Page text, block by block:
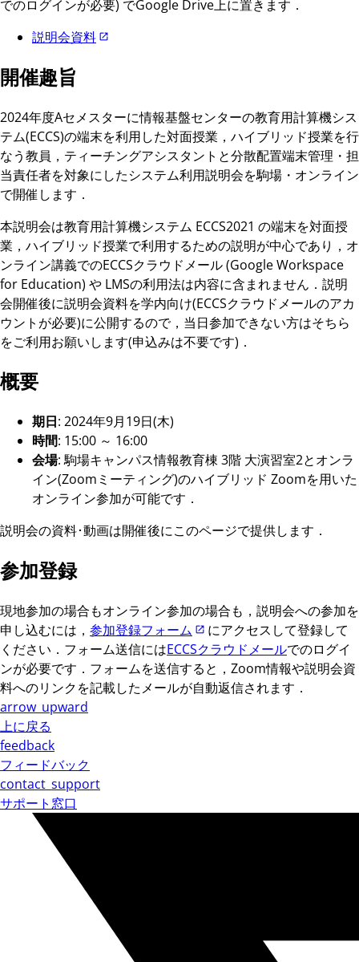
でのログインが必要) でGoogle Drive上に置きます．
説明会資料
開催趣旨
2024年度Aセメスターに情報基盤センターの教育用計算機シス
テム(ECCS)の端末を利用した対面授業，ハイブリッド授業を行
なう教員，ティーチングアシスタントと分散配置端末管理・担
当責任者を対象にしたシステム利用説明会を駒場・オンライン
で開催します．
本説明会は教育用計算機システム ECCS2021 の端末を対面授
業，ハイブリッド授業で利用するための説明が中心であり，オ
ンライン講義でのECCSクラウドメール (Google Workspace
for Education) や LMSの利用法は内容に含まれません．説明
会開催後に説明会資料を学内向け(ECCSクラウドメールのアカ
ウントが必要)に公開するので，当日参加できない方はそちら
をご利用お願いします(申込みは不要です)．
概要
期日: 2024年9月19日(木)
時間: 15:00 ～ 16:00
会場: 駒場キャンパス情報教育棟 3階 大演習室2とオンラ
イン(Zoomミーティング)のハイブリッド Zoomを用いた
オンライン参加が可能です．
説明会の資料･動画は開催後にこのページで提供します．
参加登録
現地参加の場合もオンライン参加の場合も，説明会への参加を
申し込むには， 参加登録フォーム
にアクセスして登録して
ください．フォーム送信にはECCSクラウドメールでのログイ
ンが必要です．フォームを送信すると，Zoom情報や説明会資
料へのリンクを記載したメールが自動返信されます．
arrow_upward
上に戻る
feedback
フィードバック
contact_support
サポート窓口